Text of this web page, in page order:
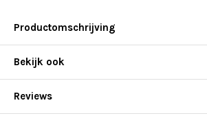
Productomschrijving
Bekijk ook
Reviews